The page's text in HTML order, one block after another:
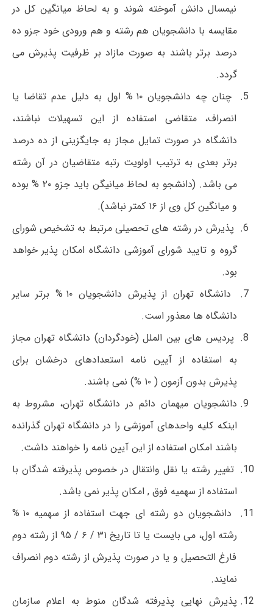
نیمسال دانش آموخته شوند و به لحاظ میانگین کل در
مقایسه با دانشجویان هم رشته و هم ورودی خود جزو ده
درصد برتر باشند به صورت مازاد بر ظرفیت پذیرش می
گردد.
چنان چه دانشجویان ۱۰ % اول به دلیل عدم تقاضا یا
انصراف، متقاضی استفاده از این تسهیلات نباشند،
دانشگاه در صورت تمایل مجاز به جایگزینی از ده درصد
برتر بعدی به ترتیب اولویت رتبه متقاضیان در آن رشته
می باشد. (دانشجو به لحاظ میانیگن باید جزو ۲۰ % بوده
و میانگین کل وی از ۱۶ کمتر نباشد).
پذیرش در رشته های تحصیلی مرتبط به تشخیص شورای
گروه و تایید شورای آموزشی دانشگاه امکان پذیر خواهد
بود.
دانشگاه تهران از پذیرش دانشجویان ۱۰ % برتر سایر
دانشگاه ها معذور است.
پردیس های بین الملل (خودگردان) دانشگاه تهران مجاز
به استفاده از آیین نامه استعدادهای درخشان برای
پذیرش بدون آزمون ( ۱۰ %) نمی باشند.
دانشجویان میهمان دائم در دانشگاه تهران، مشروط به
اینکه کلیه واحدهای آموزشی را در دانشگاه تهران گذرانده
باشند امکان استفاده از این آیین نامه را خواهند داشت.
تغییر رشته یا نقل وانتقال در خصوص پذیرفته شدگان با
استفاده از سهمیه فوق , امکان پذیر نمی باشد.
دانشجویان دو رشته ای جهت استفاده از سهمیه ۱۰ %
رشته اول، می بایست یا تا تاریخ ۳۱ / ۶ / ۹۵ از رشته دوم
فارغ التحصیل و یا در صورت پذیرش از رشته دوم انصراف
نمایند.
پذیرش نهایی پذیرفته شدگان منوط به اعلام سازمان